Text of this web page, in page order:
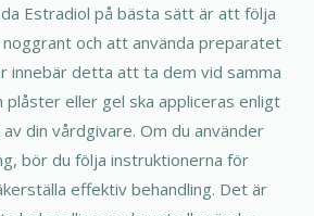
Estradiol på bästa sätt är att följa
noggrant och att använda preparatet
innebär detta att ta dem vid samma
eller gel ska appliceras enligt
din vårdgivare. Om du använder
bör du följa instruktionerna för
effektiv behandling. Det är